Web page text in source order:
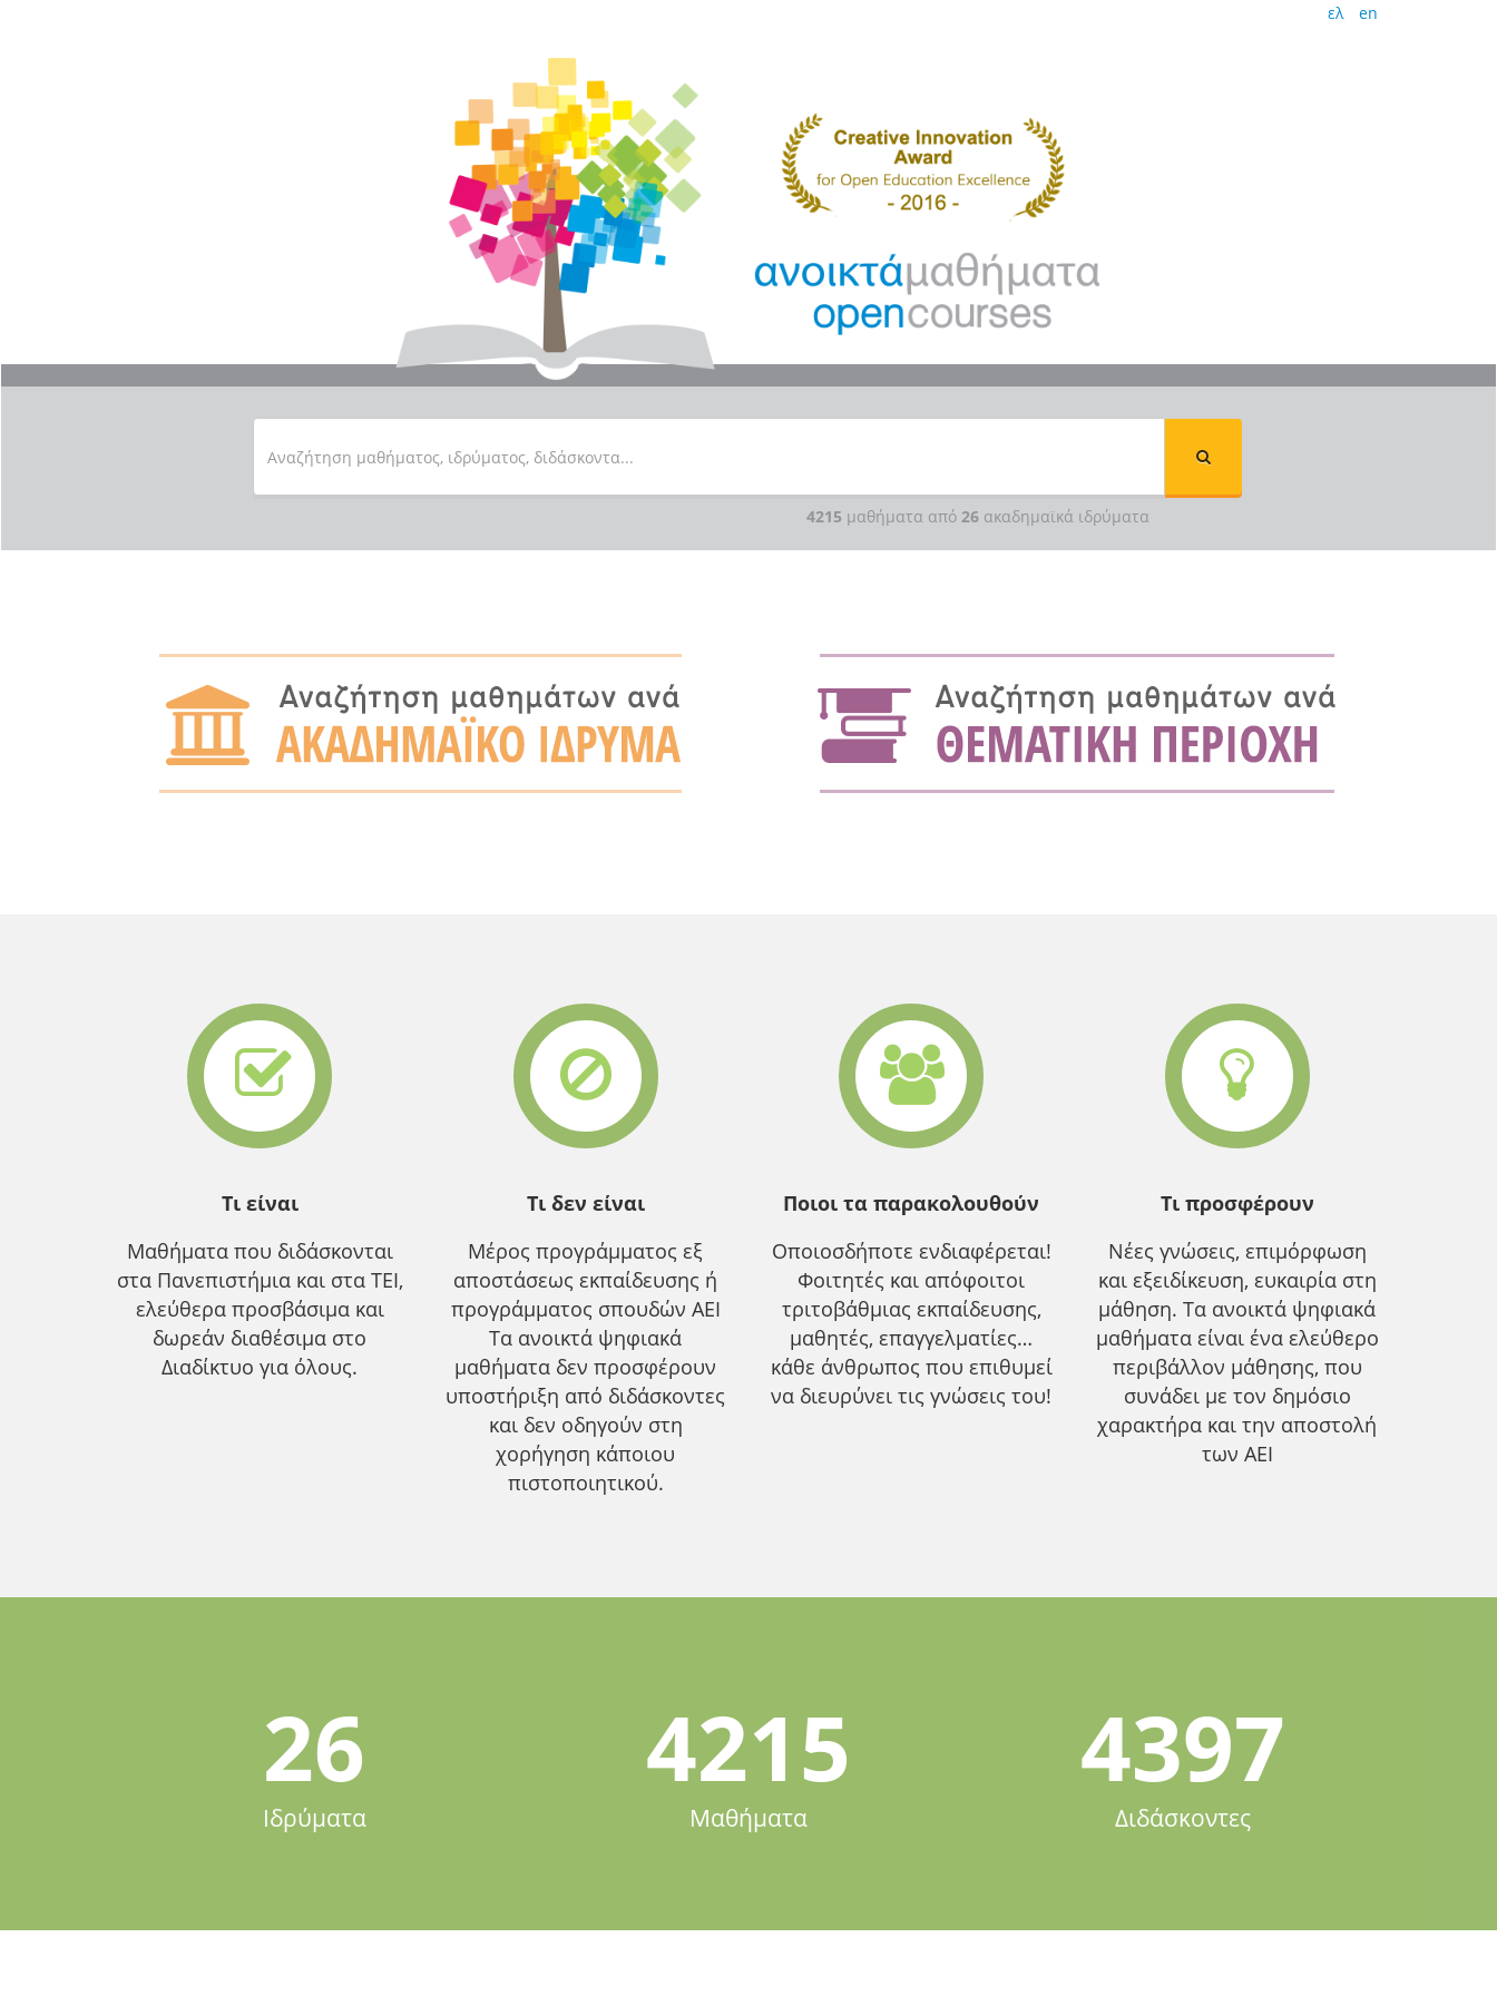
ελ en
4215 μαθήματα από 26 ακαδημαϊκά ιδρύματα
Τι είναι
Μαθήματα που διδάσκονται
στα Πανεπιστήμια και στα ΤΕΙ,
ελεύθερα προσβάσιμα και
δωρεάν διαθέσιμα στο
Διαδίκτυο για όλους.
Τι δεν είναι
Μέρος προγράμματος εξ
αποστάσεως εκπαίδευσης ή
προγράμματος σπουδών ΑΕΙ
Τα ανοικτά ψηφιακά
μαθήματα δεν προσφέρουν
υποστήριξη από διδάσκοντες
και δεν οδηγούν στη
χορήγηση κάποιου
πιστοποιητικού.
Ποιοι τα παρακολουθούν
Οποιοσδήποτε ενδιαφέρεται!
Φοιτητές και απόφοιτοι
τριτοβάθμιας εκπαίδευσης,
μαθητές, επαγγελματίες…
κάθε άνθρωπος που επιθυμεί
να διευρύνει τις γνώσεις του!
Τι προσφέρουν
Νέες γνώσεις, επιμόρφωση
και εξειδίκευση, ευκαιρία στη
μάθηση. Τα ανοικτά ψηφιακά
μαθήματα είναι ένα ελεύθερο
περιβάλλον μάθησης, που
συνάδει με τον δημόσιο
χαρακτήρα και την αποστολή
των ΑΕΙ
26
Ιδρύματα
4215
Μαθήματα
4397
Διδάσκοντες